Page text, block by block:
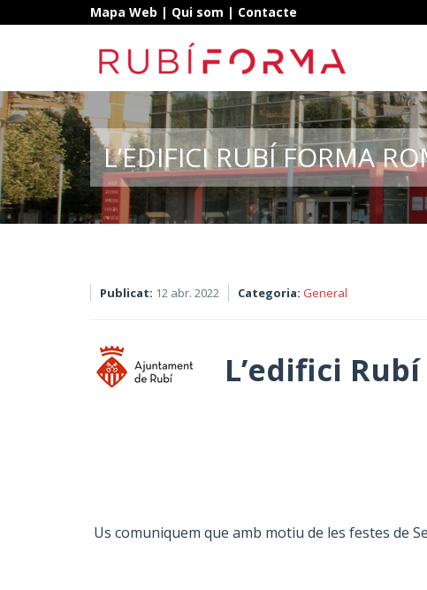
Mapa Web | Qui som | Contacte
L’EDIFICI RUBÍ FORMA
Publicat: 12 abr. 2022 Categoria: General
L’edifici
Us comuniquem que amb motiu de les festes de